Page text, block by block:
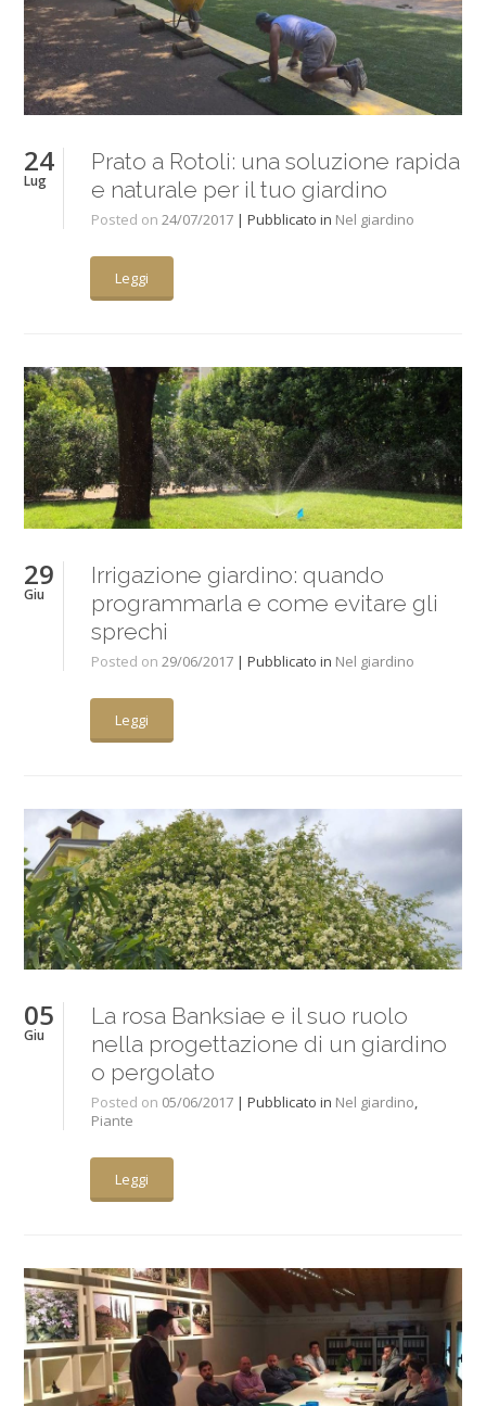
24
Lug
Prato a Rotoli: una soluzione rapida
e naturale per il tuo giardino
Posted on24/07/2017 | Pubblicato in Nel giardino
Leggi
29
Giu
Irrigazione giardino: quando
programmarla e come evitare gli
sprechi
Posted on29/06/2017 | Pubblicato in Nel giardino
Leggi
05
Giu
La rosa Banksiae e il suo ruolo
nella progettazione di un giardino
o pergolato
Posted on 05/06/2017 | Pubblicato in Nel giardino,
Piante
Leggi